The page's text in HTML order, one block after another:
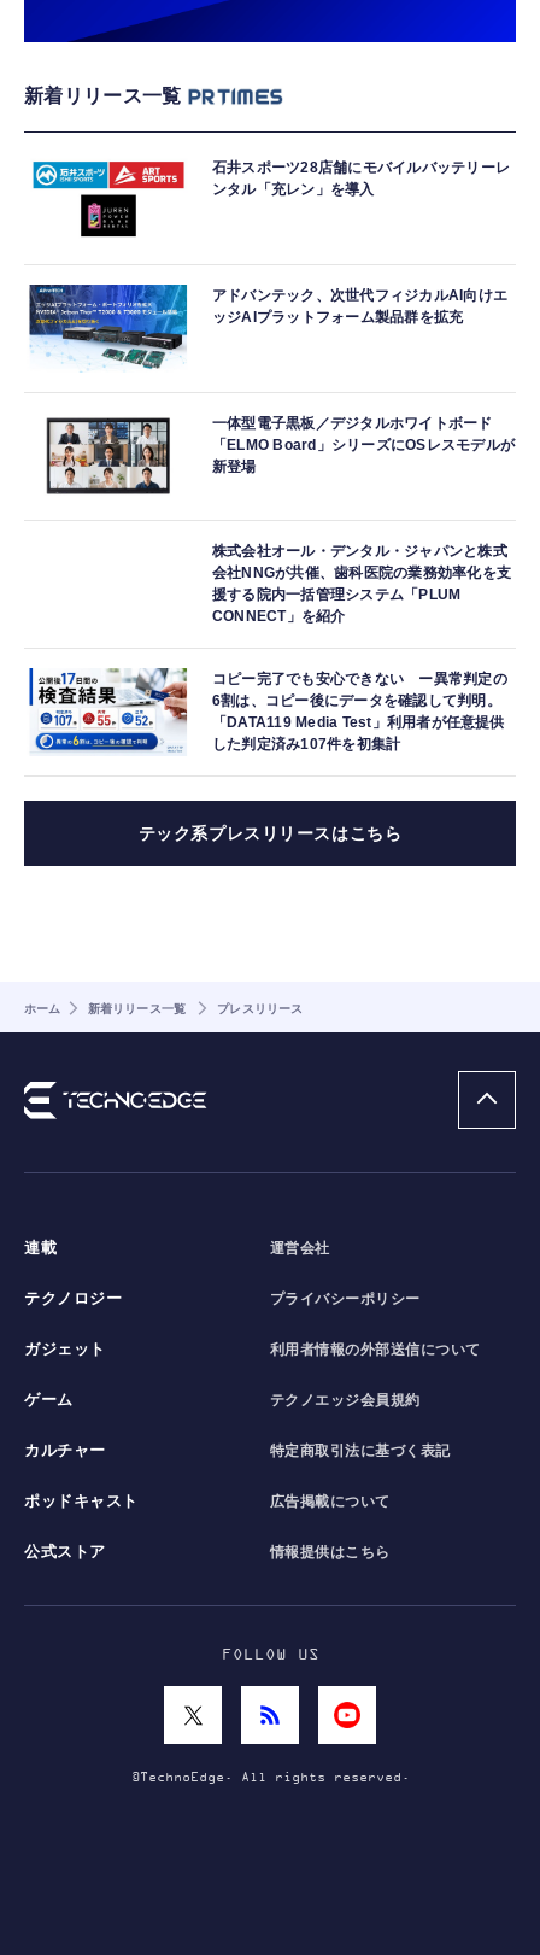
新着リリース一覧
石井スポーツ28店舗にモバイルバッテリーレ
ンタル「充レン」を導入
アドバンテック、次世代フィジカルAI向けエ
ッジAIプラットフォーム製品群を拡充
一体型電子黒板／デジタルホワイトボード
「ELMO Board」シリーズにOSレスモデルが
新登場
株式会社オール・デンタル・ジャパンと株式
会社NNGが共催、歯科医院の業務効率化を支
援する院内一括管理システム「PLUM
CONNECT」を紹介
コピー完了でも安心できない ー異常判定の
6割は、コピー後にデータを確認して判明。
「DATA119 Media Test」利用者が任意提供
した判定済み107件を初集計
テック系プレスリリースはこちら
ホーム 新着リリース一覧 プレスリリース
連載
テクノロジー
ガジェット
ゲーム
カルチャー
ポッドキャスト
公式ストア
運営会社
プライバシーポリシー
利用者情報の外部送信について
テクノエッジ会員規約
特定商取引法に基づく表記
広告掲載について
情報提供はこちら
FOLLOW US
©TechnoEdge. All rights reserved.